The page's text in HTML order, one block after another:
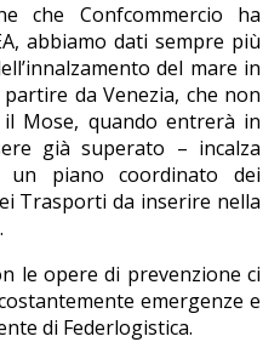
che Confcommercio ha
abbiamo dati sempre più
del mare in
da Venezia, che non
Mose, quando entrerà in
già superato – incalza
piano coordinato dei
Trasporti da inserire nella
le opere di prevenzione ci
emergenze e
di Federlogistica.